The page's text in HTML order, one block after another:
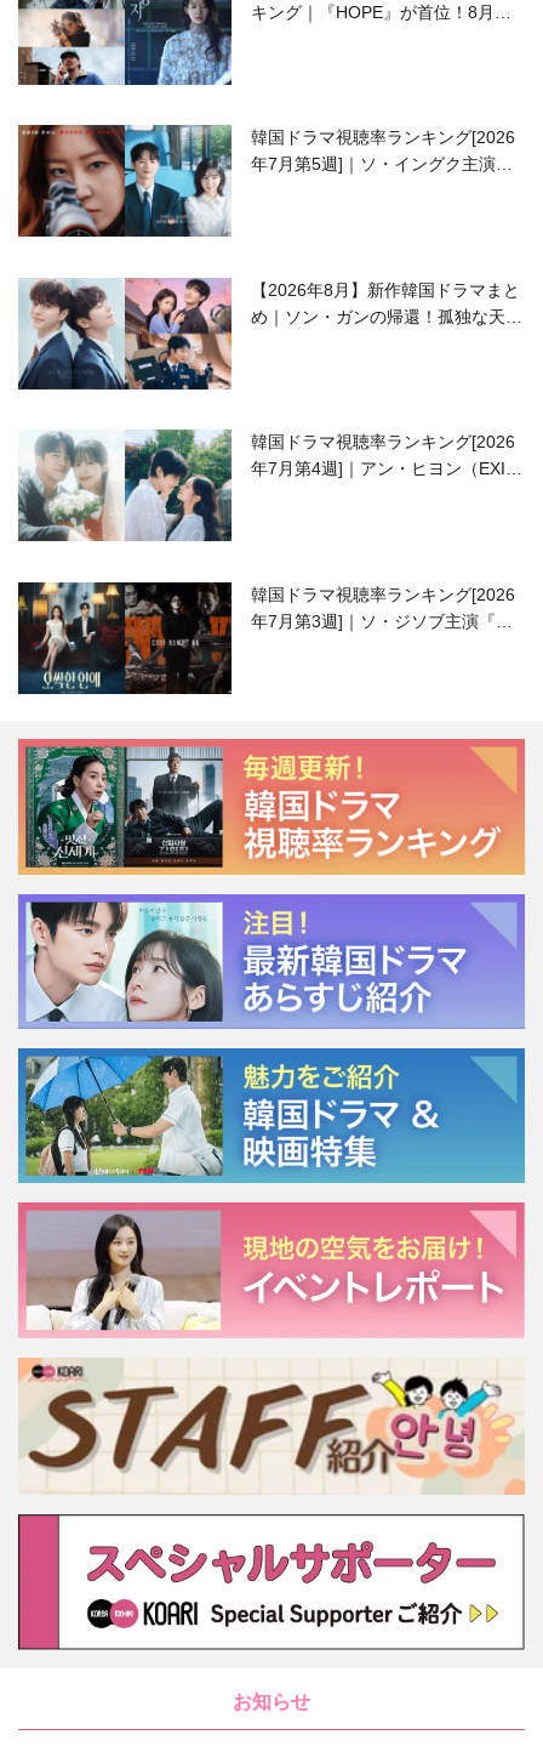
キング｜『HOPE』が首位！8月公
韓国ドラマ視聴率ランキング[2026
年7月第5週]｜ソ・イングク主演の
【2026年8月】新作韓国ドラマまと
め｜ソン・ガンの帰還！孤独な天才
韓国ドラマ視聴率ランキング[2026
年7月第4週]｜アン・ヒヨン（EXID
韓国ドラマ視聴率ランキング[2026
年7月第3週]｜ソ・ジソブ主演『エ
お知らせ